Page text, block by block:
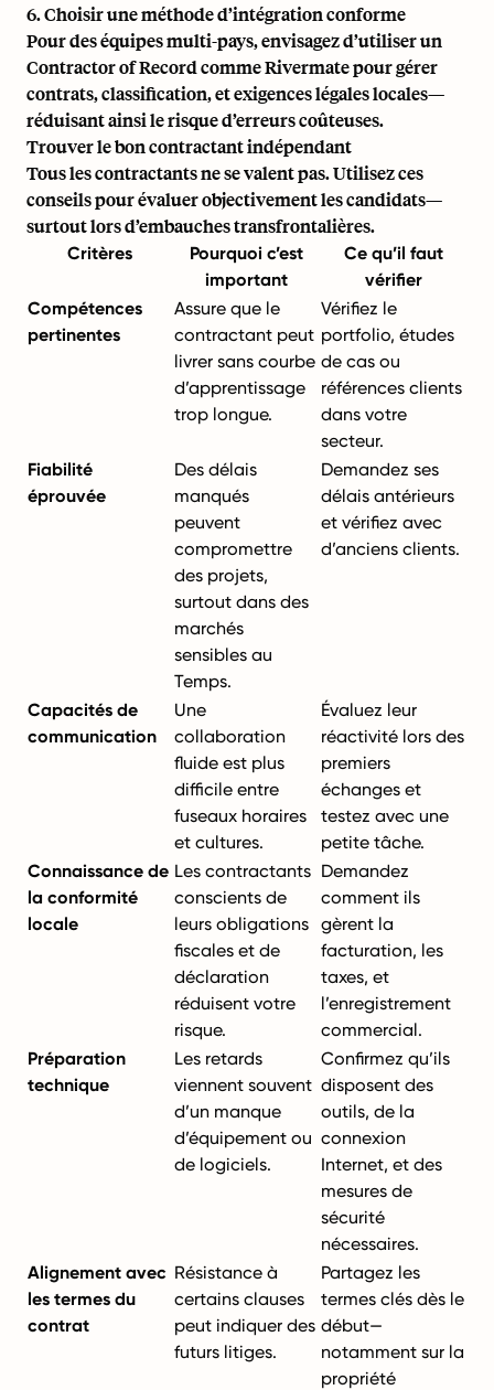
6. Choisir une méthode d’intégration conforme
Pour des équipes multi-pays, envisagez d’utiliser un
Contractor of Record comme Rivermate pour gérer
contrats, classification, et exigences légales locales—
réduisant ainsi le risque d’erreurs coûteuses.
Trouver le bon contractant indépendant
Tous les contractants ne se valent pas. Utilisez ces
conseils pour évaluer objectivement les candidats—
surtout lors d’embauches transfrontalières.
Critères
Pourquoi c’est
important
Ce qu’il faut
vérifier
Compétences
pertinentes
Assure que le
contractant peut
livrer sans courbe
d’apprentissage
trop longue.
Vérifiez le
portfolio, études
de cas ou
références clients
dans votre
secteur.
Fiabilité
éprouvée
Des délais
manqués
peuvent
compromettre
des projets,
surtout dans des
marchés
sensibles au
Temps.
Demandez ses
délais antérieurs
et vérifiez avec
d’anciens clients.
Capacités de
communication
Une
collaboration
fluide est plus
difficile entre
fuseaux horaires
et cultures.
Évaluez leur
réactivité lors des
premiers
échanges et
testez avec une
petite tâche.
Connaissance de
la conformité
locale
Les contractants
conscients de
leurs obligations
fiscales et de
déclaration
réduisent votre
risque.
Demandez
comment ils
gèrent la
facturation, les
taxes, et
l’enregistrement
commercial.
Préparation
technique
Les retards
viennent souvent
d’un manque
d’équipement ou
de logiciels.
Confirmez qu’ils
disposent des
outils, de la
connexion
Internet, et des
mesures de
sécurité
nécessaires.
Alignement avec
les termes du
contrat
Résistance à
certains clauses
peut indiquer des
futurs litiges.
Partagez les
termes clés dès le
début—
notamment sur la
propriété